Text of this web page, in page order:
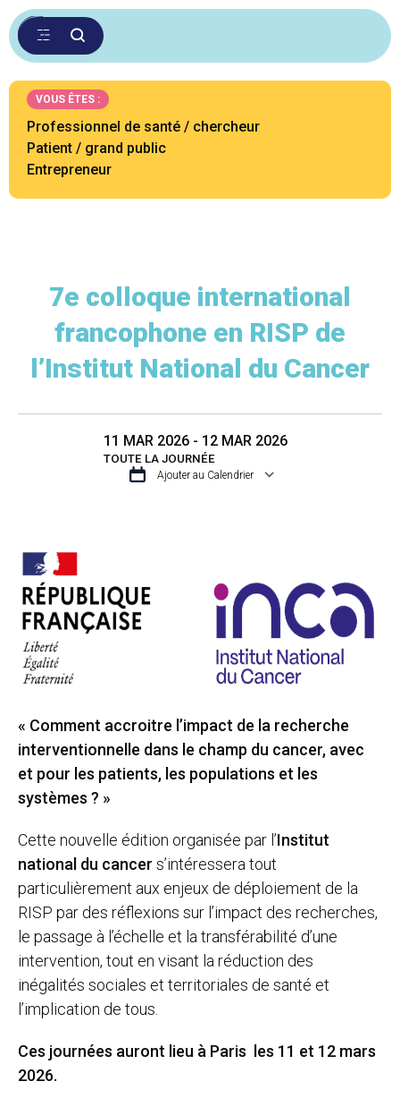
VOUS ÊTES :
Professionnel de santé / chercheur
Patient / grand public
Entrepreneur
7e colloque international
francophone en RISP de
l’Institut National du Cancer
11 MAR 2026 - 12 MAR 2026
TOUTE LA JOURNÉE
Ajouter au Calendrier
« Comment accroitre l’impact de la recherche
interventionnelle dans le champ du cancer, avec
et pour les patients, les populations et les
systèmes ? »
Cette nouvelle édition organisée par l’Institut
national du cancer s’intéressera tout
particulièrement aux enjeux de déploiement de la
RISP par des réflexions sur l’impact des recherches,
le passage à l’échelle et la transférabilité d’une
intervention, tout en visant la réduction des
inégalités sociales et territoriales de santé et
l’implication de tous.
Ces journées auront lieu à Paris les 11 et 12 mars
2026.